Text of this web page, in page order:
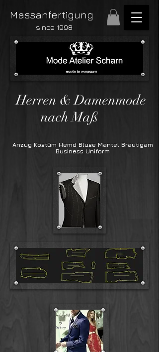
Massanfertigung
since 1998
& Damenmode
nach Maß
Anzug Kostüm Hemd Bluse Mantel Bräutigam
Business Uniform